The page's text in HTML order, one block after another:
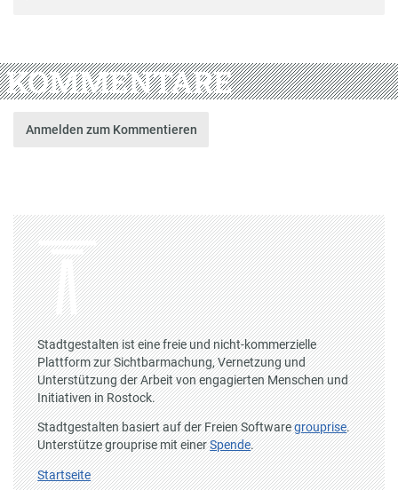
KOMMENTARE
Anmelden zum Kommentieren
Stadtgestalten ist eine freie und nicht-kommerzielle
Plattform zur Sichtbarmachung, Vernetzung und
Unterstützung der Arbeit von engagierten Menschen und
Initiativen in Rostock.
Stadtgestalten basiert auf der Freien Softwaregrouprise.
Unterstütze grouprise mit einerSpende.
Startseite